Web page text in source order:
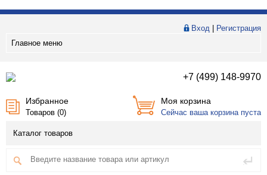
Вход
Регистрация
Главное меню
+7 (499) 148-9970
Избранное
Товаров (0)
Моя корзина
Сейчас ваша корзина пуста
Каталог товаров